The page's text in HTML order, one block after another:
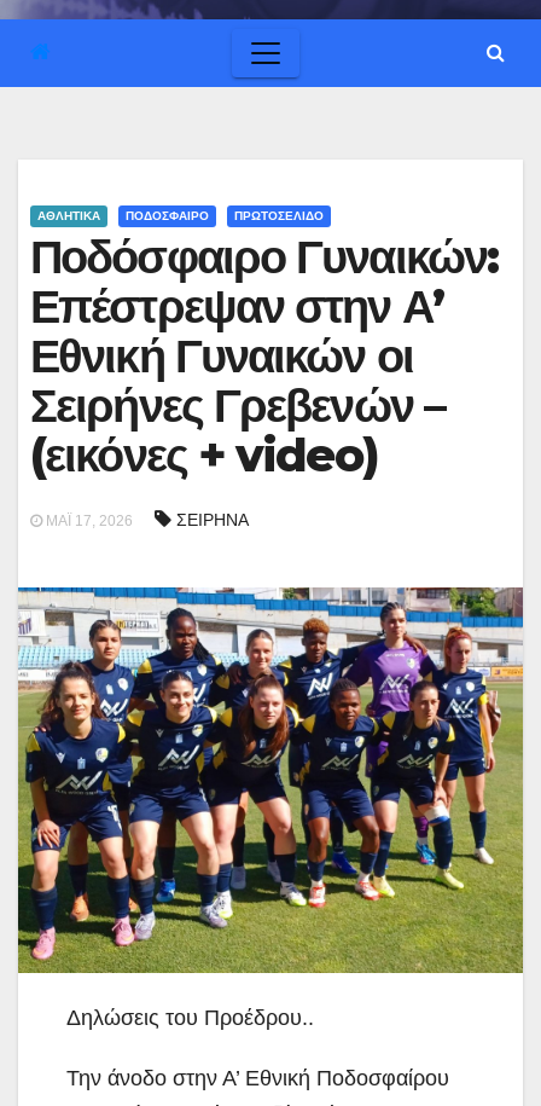
ΑΘΛΗΤΙΚΑ ΠΟΔΟΣΦΑΙΡΟ ΠΡΩΤΟΣΕΛΙΔΟ
Ποδόσφαιρο Γυναικών:
Επέστρεψαν στην Α’
Εθνική Γυναικών οι
Σειρήνες Γρεβενών –
(εικόνες + video)
ΜΆΙ 17, 2026 ΣΕΙΡΗΝΑ
Δηλώσεις του Προέδρου..
Την άνοδο στην Α’ Εθνική Ποδοσφαίρου